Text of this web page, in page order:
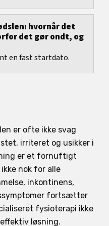
hvornår det
det gør ondt, og
en fast startdato.
er ofte ikke svag
irriteret og usikker i
er et fornuftigt
nok for alle
inkontinens,
fortsætter
fysioterapi ikke
løsning.